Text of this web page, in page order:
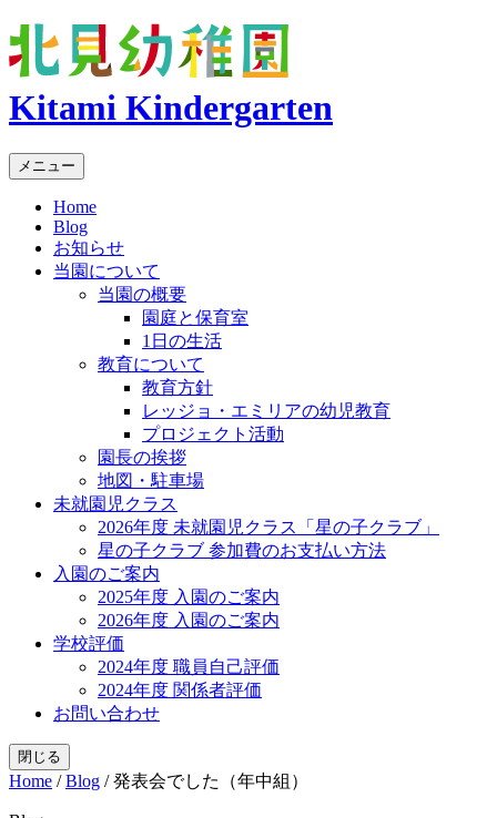
Kitami Kindergarten
メニュー
Home
Blog
お知らせ
当園について
当園の概要
園庭と保育室
1日の生活
教育について
教育方針
レッジョ・エミリアの幼児教育
プロジェクト活動
園長の挨拶
地図・駐車場
未就園児クラス
2026年度 未就園児クラス「星の子クラブ」
星の子クラブ 参加費のお支払い方法
入園のご案内
2025年度 入園のご案内
2026年度 入園のご案内
学校評価
2024年度 職員自己評価
2024年度 関係者評価
お問い合わせ
閉じる
Home /Blog /発表会でした（年中組）